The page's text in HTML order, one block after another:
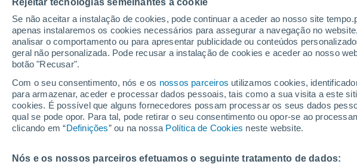
Rejeitar tecnologias semelhantes a cookie
Se não aceitar a instalação de cookies, pode continuar a aceder ao nosso site
apenas instalaremos os cookies necessários para assegurar a navegação no
analisar o comportamento ou para apresentar publicidade ou conteúdos
geral não personalizada. Pode recusar a instalação de cookies e aceder ao nosso
botão "Recusar".
Com o seu consentimento, nós e os nossos parceiros utilizamos cookies,
para armazenar, aceder e processar dados pessoais, tais como a sua visita a este
cookies. É possível que alguns fornecedores possam processar os seus dados
qual se pode opor. Para tal, pode retirar o seu consentimento ou opor-se ao
clicando em “Definições” ou na nossa Política de Cookies neste website.
Nós e os nossos parceiros efetuamos o seguinte tratamento de dados:
Boletim de neve de hoje
Pistas por dificuldade - 14 24 2
Quilómetros esquiáveis 0 / 110
Pistas abertas
Espessura da
Espessura da